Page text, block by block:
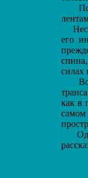
его
силах
Во
как в
самом